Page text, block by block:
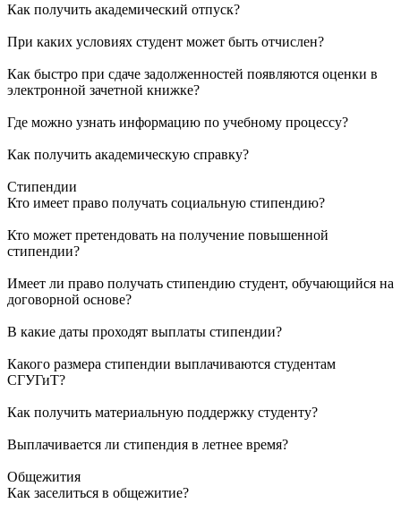
Как получить академический отпуск?
При каких условиях студент может быть отчислен?
Как быстро при сдаче задолженностей появляются оценки в
электронной зачетной книжке?
Где можно узнать информацию по учебному процессу?
Как получить академическую справку?
Стипендии
Кто имеет право получать социальную стипендию?
Кто может претендовать на получение повышенной
стипендии?
Имеет ли право получать стипендию студент, обучающийся на
договорной основе?
В какие даты проходят выплаты стипендии?
Какого размера стипендии выплачиваются студентам
СГУГиТ?
Как получить материальную поддержку студенту?
Выплачивается ли стипендия в летнее время?
Общежития
Как заселиться в общежитие?